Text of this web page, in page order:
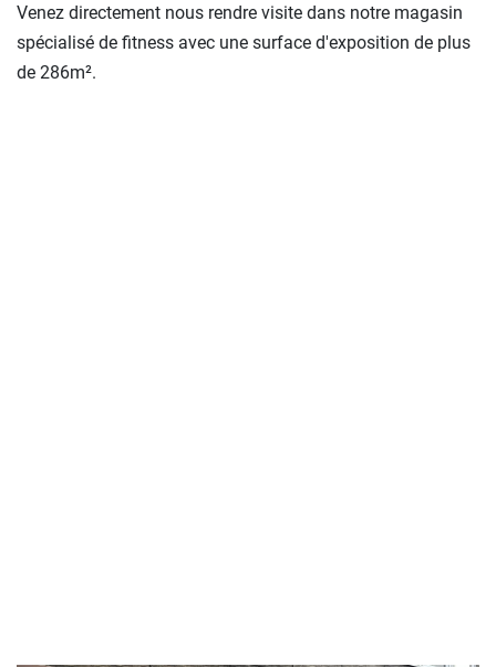
Venez directement nous rendre visite dans notre magasin
spécialisé de fitness avec une surface d'exposition de plus
de 286m².